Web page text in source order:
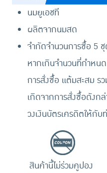
นมยูเอชที
ผลิตจากนมสด
จำกัดจำนวนการซื้อ 5
หากเกินจำนวนที่กำหน
การสั่งซื้อ แต้มสะสม ร
เกิดจากการสั่งซื้อดังก
วงเงินบัตรเครดิตให้กับ
สินค้านี้ไม่ร่วมคูปอง